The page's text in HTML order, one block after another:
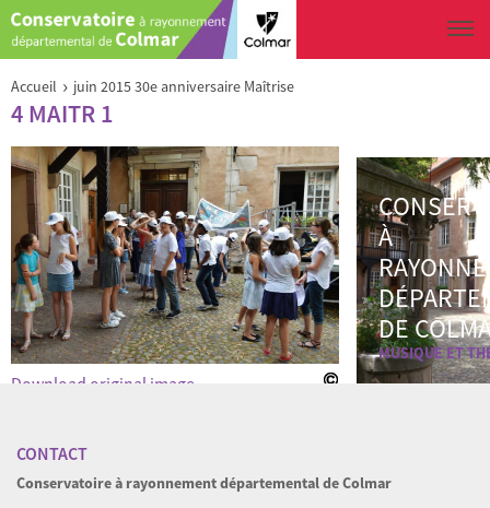
Aller au contenu principal
Vous êtes ici
Accueil › juin 2015 30e anniversaire Maîtrise
4 MAITR 1
Download original image
À
DE
MUSIQUE ET
CONTACT
Conservatoire à rayonnement départemental de Colmar